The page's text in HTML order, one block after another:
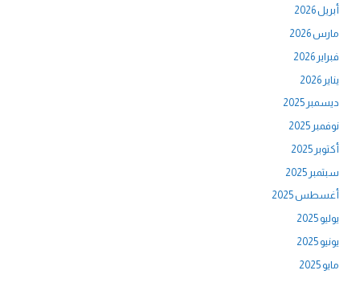
أبريل 2026
مارس 2026
فبراير 2026
يناير 2026
ديسمبر 2025
نوفمبر 2025
أكتوبر 2025
سبتمبر 2025
أغسطس 2025
يوليو 2025
يونيو 2025
مايو 2025